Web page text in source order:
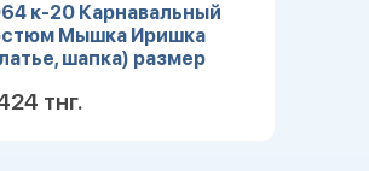
к-20 Карнавальный
Мышка Иришка
шапка) размер
тнг.